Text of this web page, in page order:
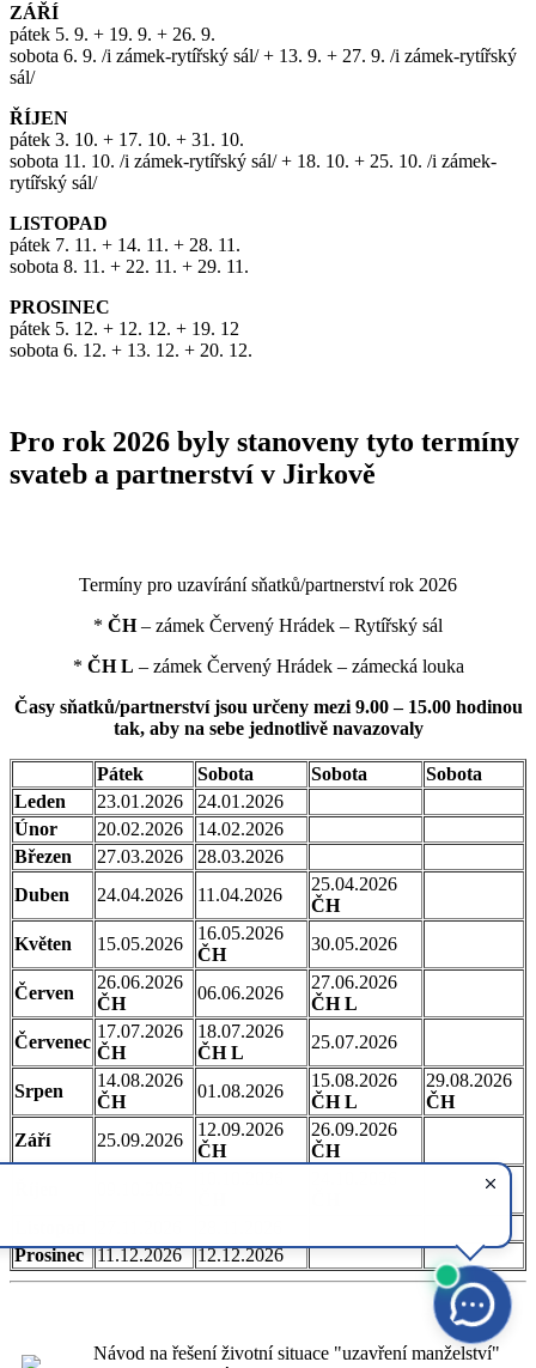
ZÁŘÍ
pátek 5. 9. + 19. 9. + 26. 9.
sobota 6. 9. /i zámek-rytířský sál/ + 13. 9. + 27. 9. /i zámek-rytířský
sál/
ŘÍJEN
pátek 3. 10. + 17. 10. + 31. 10.
sobota 11. 10. /i zámek-rytířský sál/ + 18. 10. + 25. 10. /i zámek-
rytířský sál/
LISTOPAD
pátek 7. 11. + 14. 11. + 28. 11.
sobota 8. 11. + 22. 11. + 29. 11.
PROSINEC
pátek 5. 12. + 12. 12. + 19. 12
sobota 6. 12. + 13. 12. + 20. 12.
Pro rok 2026 byly stanoveny tyto termíny
svateb a partnerství v Jirkově
Termíny pro uzavírání sňatků/partnerství rok 2026
* ČH– zámek Červený Hrádek – Rytířský sál
* ČH L – zámek Červený Hrádek – zámecká louka
Časy sňatků/partnerství jsou určeny mezi 9.00 – 15.00 hodinou
tak, aby na sebe jednotlivě navazovaly
Pátek Sobota Sobota
Sobota
Leden
23.01.2026
24.01.2026
Únor
20.02.2026
14.02.2026
Březen
27.03.2026
28.03.2026
Duben
24.04.2026 11.04.2026
25.04.2026
ČH
Květen
15.05.2026
16.05.2026
ČH
30.05.2026
Červen
26.06.2026
ČH
06.06.2026
27.06.2026
ČH L
Červenec
17.07.2026
ČH
18.07.2026
ČH L
25.07.2026
Srpen
14.08.2026
ČH
01.08.2026
15.08.2026
ČH L
29.08.2026
ČH
Září
25.09.2026
12.09.2026
ČH
26.09.2026
ČH
Prosinec
11.12.2026 12.12.2026
Návod na řešení životní situace "uzavření manželství"